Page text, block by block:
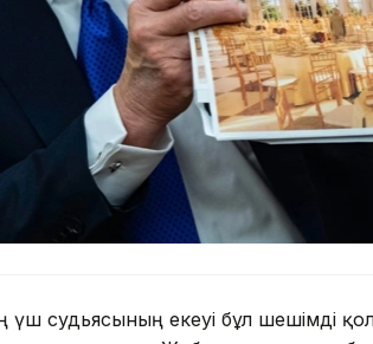
үш судьясының екеуі бұл шешімді